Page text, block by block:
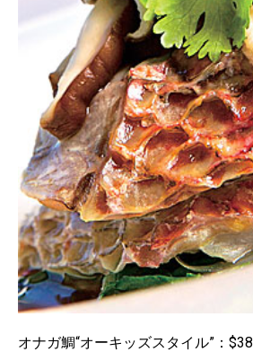
オナガ鯛“オーキッズスタイル”：